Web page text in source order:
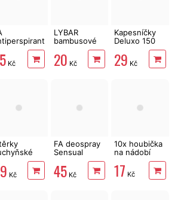
Tea
ml
Kč
LYBAR
bambusové
tyčinky 200
ks
20 Kč
Kapesníčky
Deluxo 150
ks 3vrstvé v
krabičce,
šedé květy
29 Kč
4
Kč
FA deospray
Sensual
Glamorous
150 ml
45Kč
10x houbička
na nádobí
17 Kč